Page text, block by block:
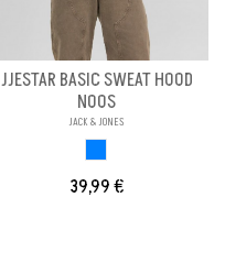
JJESTAR BASIC SWEAT HOOD
NOOS
JACK & JONES
39,99 €